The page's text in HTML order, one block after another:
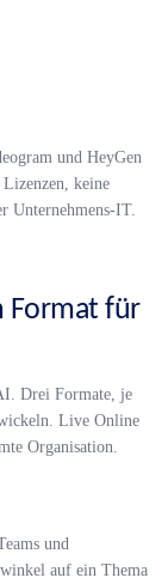
und HeyGen
keine
Unternehmens-IT.
Format für
Drei Formate, je
Live Online
Organisation.
und
auf ein Thema